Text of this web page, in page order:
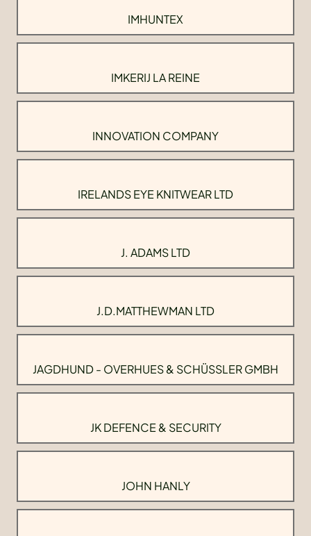
IMHUNTEX
IMKERIJ LA REINE
INNOVATION COMPANY
IRELANDS EYE KNITWEAR LTD
J. ADAMS LTD
J.D.MATTHEWMAN LTD
JAGDHUND - OVERHUES & SCHÜSSLER GMBH
JK DEFENCE & SECURITY
JOHN HANLY